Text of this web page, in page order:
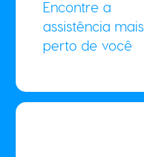
Encontre a
assistência mais
perto de você